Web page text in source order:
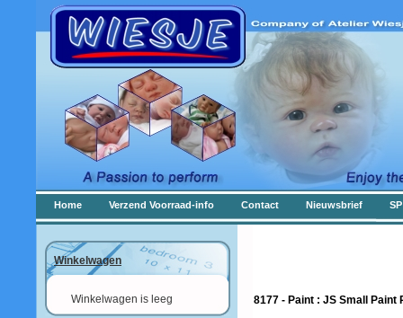
Home Verzend Voorraad-info Contact Nieuwsbrief
Winkelwagen
Winkelwagen is leeg
8177 - Paint : JS Small Paint